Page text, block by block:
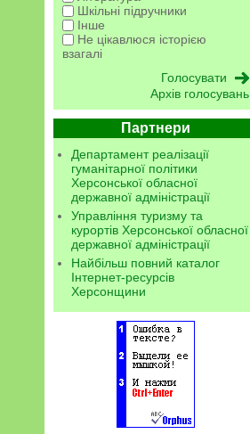
Шкільні підручники
Інше
Не цікавлюся історією
взагалі
Архів голосувань
Партнери
Департамент реалізації
гуманітарної політики
Херсонської обласної
державної адміністрації
Управління туризму та
курортів Херсонської обласної
державної адміністрації
Найбільш повний каталог
Інтернет-ресурсів
Херсонщини